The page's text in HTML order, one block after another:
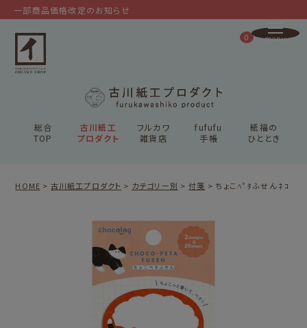
一部商品価格改定のお知らせ
総合
TOP
古川紙工
プロダクト
フルカワ
雑貨店
fufufu
手帳
紙福の
ひととき
0
HOME 古川紙工プロダクト カテゴリー別 付箋 ちょこﾍﾟﾀふせん ﾈｺ